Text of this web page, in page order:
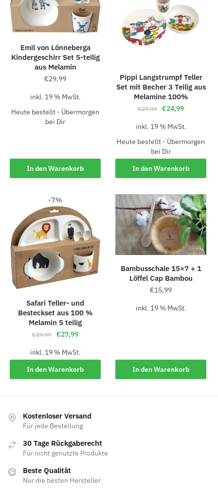
Emil von Lönneberga
Kindergeschirr Set 5-teilig
aus Melamin
€29,99
inkl. 19 % MwSt.
Heute bestellt - Übermorgen
bei Dir
In den Warenkorb
Pippi Langstrumpf Teller
Set mit Becher 3 Teilig aus
Melamine 100%
€29,99 €24,99
inkl. 19 % MwSt.
Heute bestellt - Übermorgen
bei Dir
In den Warenkorb
-7%
Safari Teller- und
Besteckset aus 100 %
Melamin 5 teilig
€29,99 €27,99
inkl. 19 % MwSt.
In den Warenkorb
Bambusschale 15×7 + 1
Löffel Cap Bambou
€15,99
inkl. 19 % MwSt.
In den Warenkorb
Kostenloser Versand
Für jede Bestellung
30 Tage Rückgaberecht
Für nicht genutzte Produkte
Beste Qualität
Nur die besten Hersteller